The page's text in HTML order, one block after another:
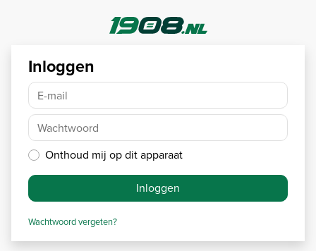
Inloggen
E-mail
Wachtwoord
Onthoud mij op dit apparaat
Inloggen
Wachtwoord vergeten?